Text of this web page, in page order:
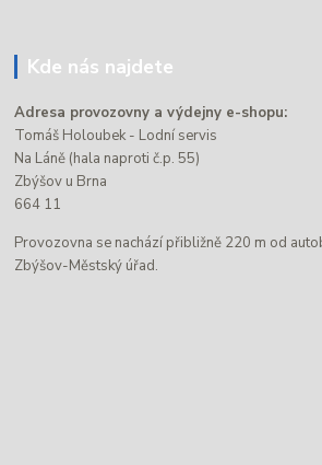
Kde nás najdete
Adresa provozovny a výdejny e-shopu:
Tomáš Holoubek - Lodní servis
Na Láně (hala naproti č.p. 55)
Zbýšov u Brna
664 11
Provozovna se nachází přibližně 220 m od
Zbýšov-Městský úřad.